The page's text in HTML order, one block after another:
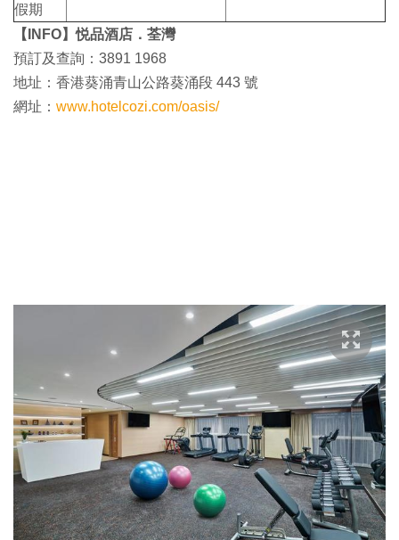
假期
【INFO】悦品酒店．荃灣
預訂及查詢：3891 1968
地址：香港葵涌青山公路葵涌段 443 號
網址： www.hotelcozi.com/oasis/